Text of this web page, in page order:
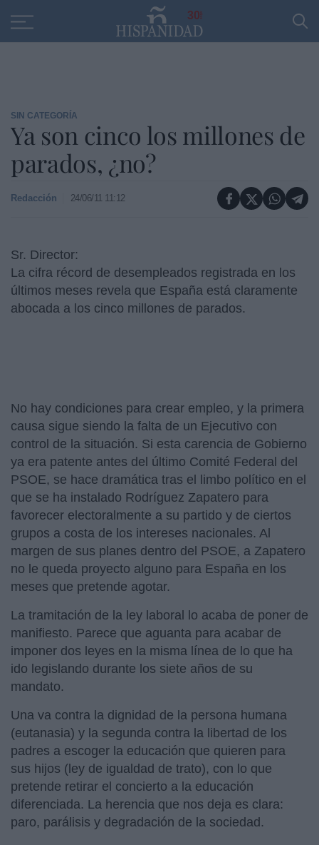
30
SIN CATEGORÍA
Ya son cinco los millones de
parados, ¿no?
Redacción 24/06/11 11:12
Sr. Director:
La cifra récord de desempleados registrada en los
últimos meses revela que España está claramente
abocada a los cinco millones de parados.
No hay condiciones para crear empleo, y la primera
causa sigue siendo la falta de un Ejecutivo con
control de la situación. Si esta carencia de Gobierno
ya era patente antes del último Comité Federal del
PSOE, se hace dramática tras el limbo político en el
que se ha instalado Rodríguez Zapatero para
favorecer electoralmente a su partido y de ciertos
grupos a costa de los intereses nacionales. Al
margen de sus planes dentro del PSOE, a Zapatero
no le queda proyecto alguno para España en los
meses que pretende agotar.
La tramitación de la ley laboral lo acaba de poner de
manifiesto. Parece que aguanta para acabar de
imponer dos leyes en la misma línea de lo que ha
ido legislando durante los siete años de su
mandato.
Una va contra la dignidad de la persona humana
(eutanasia) y la segunda contra la libertad de los
padres a escoger la educación que quieren para
sus hijos (ley de igualdad de trato), con lo que
pretende retirar el concierto a la educación
diferenciada. La herencia que nos deja es clara:
paro, parálisis y degradación de la sociedad.